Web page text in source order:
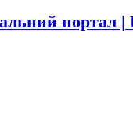
портал